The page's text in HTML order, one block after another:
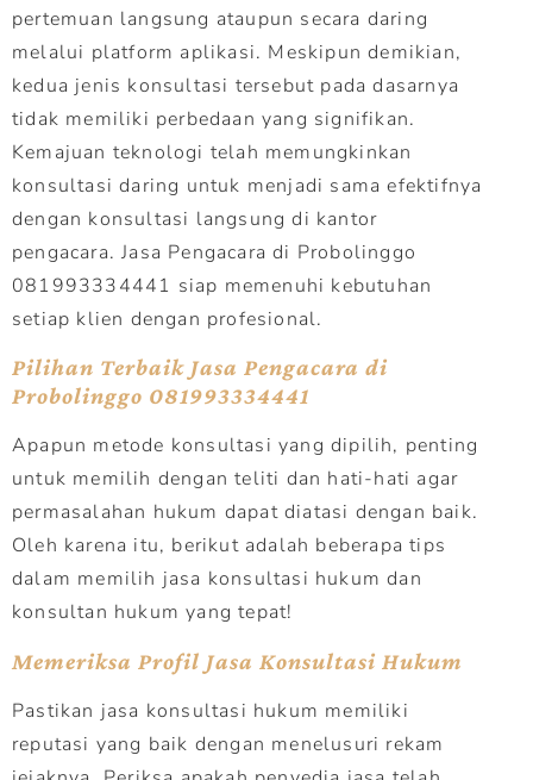
pertemuan langsung ataupun secara daring
melalui platform aplikasi. Meskipun demikian,
kedua jenis konsultasi tersebut pada dasarnya
tidak memiliki perbedaan yang signifikan.
Kemajuan teknologi telah memungkinkan
konsultasi daring untuk menjadi sama efektifnya
dengan konsultasi langsung di kantor
pengacara. Jasa Pengacara di Probolinggo
081993334441 siap memenuhi kebutuhan
setiap klien dengan profesional.
Pilihan Terbaik Jasa Pengacara di
Probolinggo 081993334441
Apapun metode konsultasi yang dipilih, penting
untuk memilih dengan teliti dan hati-hati agar
permasalahan hukum dapat diatasi dengan baik.
Oleh karena itu, berikut adalah beberapa tips
dalam memilih jasa konsultasi hukum dan
konsultan hukum yang tepat!
Memeriksa Profil Jasa Konsultasi Hukum
Pastikan jasa konsultasi hukum memiliki
reputasi yang baik dengan menelusuri rekam